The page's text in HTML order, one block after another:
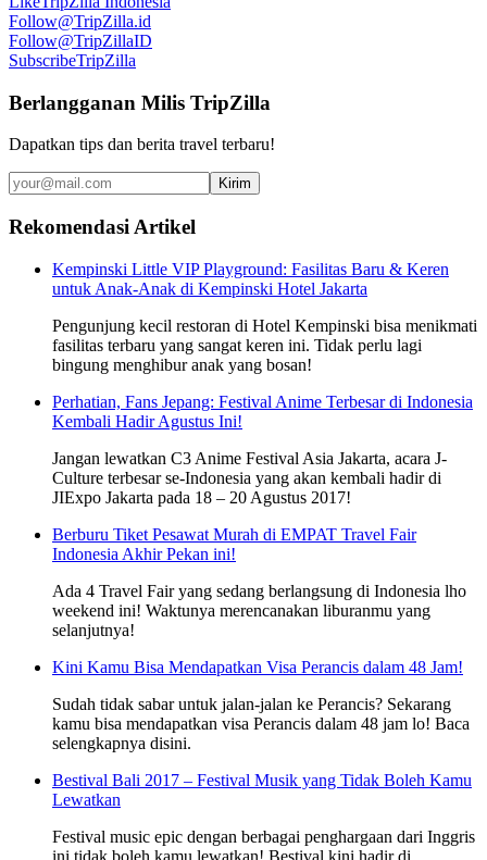
Follow@TripZilla.id
Follow@TripZillaID
SubscribeTripZilla
Berlangganan Milis TripZilla
Dapatkan tips dan berita travel terbaru!
Kirim
Rekomendasi Artikel
Kempinski Little VIP Playground: Fasilitas Baru & Keren
untuk Anak-Anak di Kempinski Hotel Jakarta
Pengunjung kecil restoran di Hotel Kempinski bisa menikmati
fasilitas terbaru yang sangat keren ini. Tidak perlu lagi
bingung menghibur anak yang bosan!
Perhatian, Fans Jepang: Festival Anime Terbesar di Indonesia
Kembali Hadir Agustus Ini!
Jangan lewatkan C3 Anime Festival Asia Jakarta, acara J-
Culture terbesar se-Indonesia yang akan kembali hadir di
JIExpo Jakarta pada 18 – 20 Agustus 2017!
Berburu Tiket Pesawat Murah di EMPAT Travel Fair
Indonesia Akhir Pekan ini!
Ada 4 Travel Fair yang sedang berlangsung di Indonesia lho
weekend ini! Waktunya merencanakan liburanmu yang
selanjutnya!
Kini Kamu Bisa Mendapatkan Visa Perancis dalam 48 Jam!
Sudah tidak sabar untuk jalan-jalan ke Perancis? Sekarang
kamu bisa mendapatkan visa Perancis dalam 48 jam lo! Baca
selengkapnya disini.
Bestival Bali 2017 – Festival Musik yang Tidak Boleh Kamu
Lewatkan
Festival music epic dengan berbagai penghargaan dari Inggris
ini tidak boleh kamu lewatkan! Bestival kini hadir di